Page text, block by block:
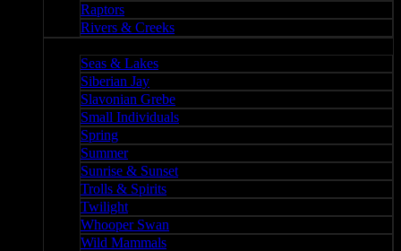
Raptors
Rivers & Creeks
Seas & Lakes
Siberian Jay
Slavonian Grebe
Small Individuals
Spring
Summer
Sunrise & Sunset
Trolls & Spirits
Twilight
Whooper Swan
Wild Mammals